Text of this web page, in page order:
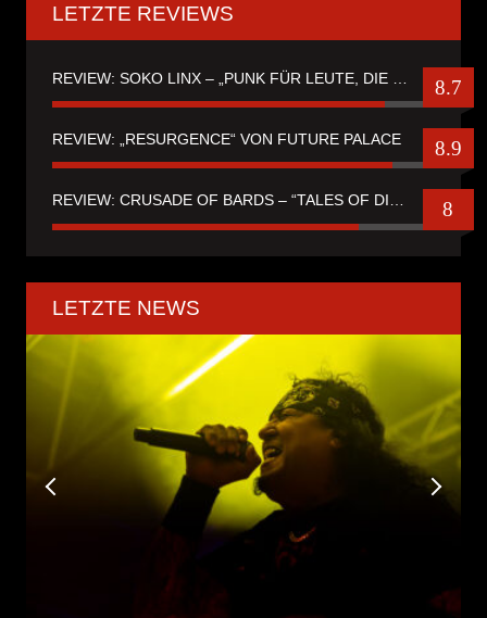
LETZTE REVIEWS
8.7
REVIEW: „RESURGENCE“ VON FUTURE PALACE 8.9
REVIEW: CRUSADE OF BARDS – “TALES OF DISTANT WORLDS“ 8
LETZTE NEWS